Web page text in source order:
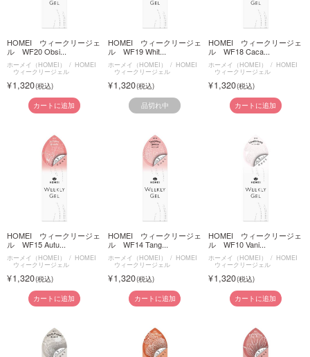
HOMEI ウィークリージェ
ル WF20 Obsi...
ホーメイ（HOMEI） HOMEI
ウィークリージェル
1,320
カートに追加
HOMEI ウィークリージェ
ル WF19 Whit...
ホーメイ（HOMEI） HOMEI
ウィークリージェル
1,320
品切れ中
HOMEI ウィークリージェ
ル WF18 Caca...
ホーメイ（HOMEI） HOMEI
ウィークリージェル
1,320
カートに追加
HOMEI ウィークリージェ
ル WF15 Autu...
ホーメイ（HOMEI） HOMEI
ウィークリージェル
1,320
カートに追加
HOMEI ウィークリージェ
ル WF14 Tang...
ホーメイ（HOMEI） HOMEI
ウィークリージェル
1,320
カートに追加
HOMEI ウィークリージェ
ル WF10 Vani...
ホーメイ（HOMEI） HOMEI
ウィークリージェル
1,320
カートに追加